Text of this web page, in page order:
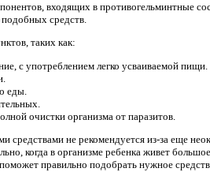
входящих в противогельминтные
средств.
таких как:
с употреблением легко усваиваемой пищи.
еды.
очистки организма от паразитов.
средствами не рекомендуется из-за еще
когда в организме ребенка живет
правильно подобрать нужное